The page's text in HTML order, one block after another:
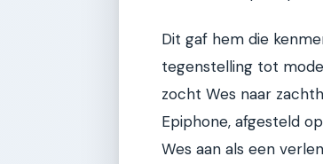
Dit gaf hem die
tegenstelling tot
zocht Wes naar
Epiphone, afgesteld
Wes aan als een